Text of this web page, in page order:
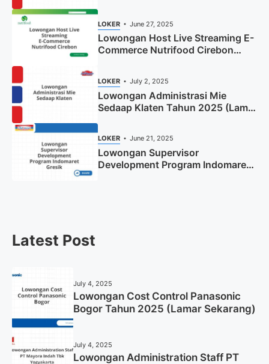
LOKER June 27, 2025
Lowongan Host Live Streaming E-
Commerce Nutrifood Cirebon
LOKER July 2, 2025
Lowongan Administrasi Mie
Sedaap Klaten Tahun 2025 (Lamar
LOKER June 21, 2025
Lowongan Supervisor
Development Program Indomaret
Latest Post
July 4, 2025
Lowongan Cost Control Panasonic
Bogor Tahun 2025 (Lamar Sekarang)
July 4, 2025
Lowongan Administration Staff PT